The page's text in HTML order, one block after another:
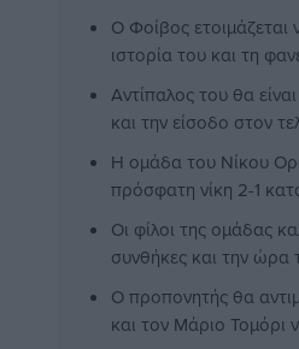
Ο Φοίβος
ιστορία του και τη
Αντίπαλος του θα
και την είσοδο στον
Η ομάδα του Νίκου
πρόσφατη νίκη 2-1
Οι φίλοι της ομάδας
συνθήκες και την ώρα
Ο προπονητής θα
και τον Μάριο Τομόρι